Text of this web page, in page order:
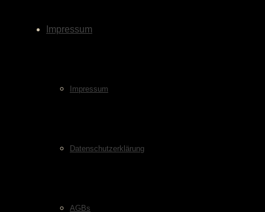
Impressum
Impressum
Datenschutzerklärung
AGBs